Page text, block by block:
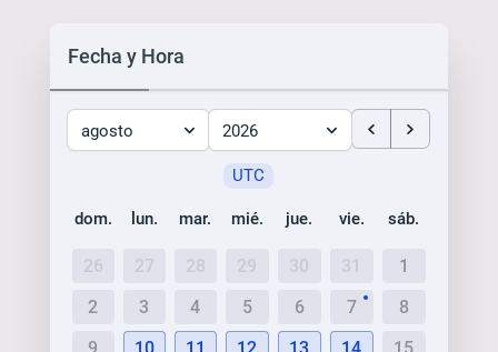
Fecha y Hora
agosto 2026
UTC
dom. lun. mar. mié. jue. vie. sáb.
26 27 28 29 30 31
1
2
3 4 5 6 7
8
9
10 11 12 13 14
15